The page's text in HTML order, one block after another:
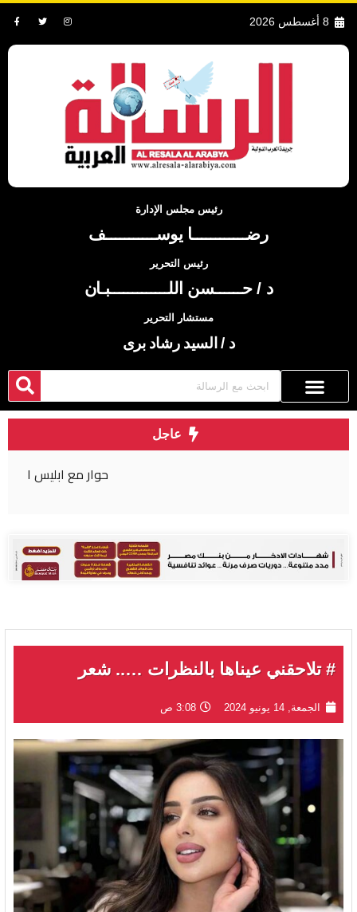
8 أغسطس 2026
رئيس مجلس الإدارة
رضــــــــــــا يوســـــــــــف
رئيس التحرير
د / حــــــسن اللـــــــــــــبـان
مستشار التحرير
د / السيد رشاد برى
عاجل
# تلاحقني عيناها بالنظرات ….. شعر
الجمعة, 14 يونيو 2024 3:08 ص